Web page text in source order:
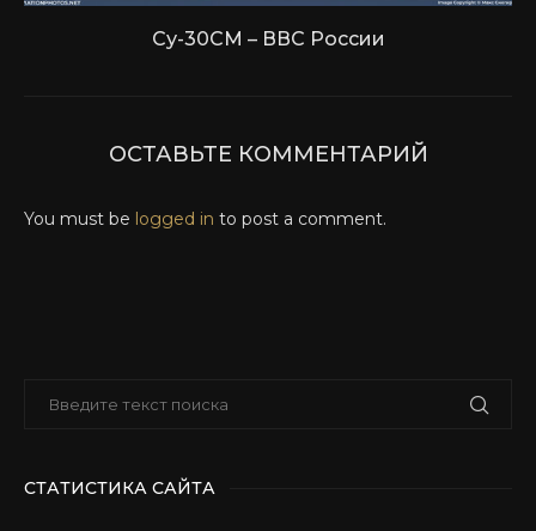
Су-30СМ – ВВС России
ОСТАВЬТЕ КОММЕНТАРИЙ
You must be logged in to post a comment.
СТАТИСТИКА САЙТА